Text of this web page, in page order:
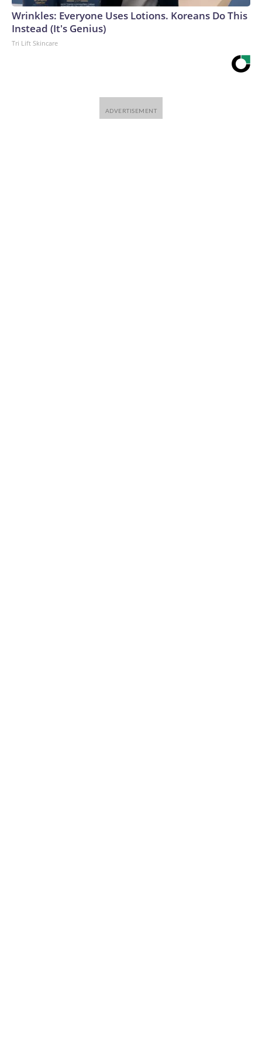
Trump y otros en su primera administración al desarrollarla
y aprobarla, además de solo a Fauci.Y si las primeras
recomendaciones sobre el covid están bajo la lupa, parece
falsas e incluso extrañas sobre el virus (¿recuerdan lo de la
sobre qué debían hacer.Pero una revisión verdadera, amplia
y apolítica de la respuesta al covid, al parecer, simplemente
Wrinkles: Everyone Uses Lotions. Koreans Do This
Instead (It's Genius)
Tri Lift Skincare